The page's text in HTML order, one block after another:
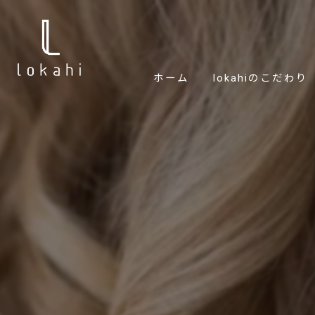
ホーム lokahiのこだわり